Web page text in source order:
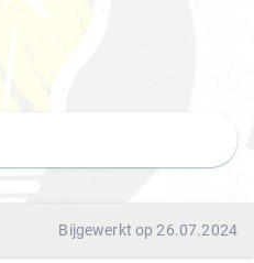
Bijgewerkt op 26.07.2024